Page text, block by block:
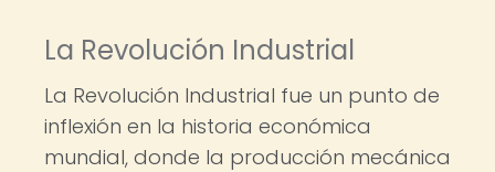
La Revolución Industrial
La Revolución Industrial fue un punto de
inflexión en la historia económica
mundial, donde la producción mecánica